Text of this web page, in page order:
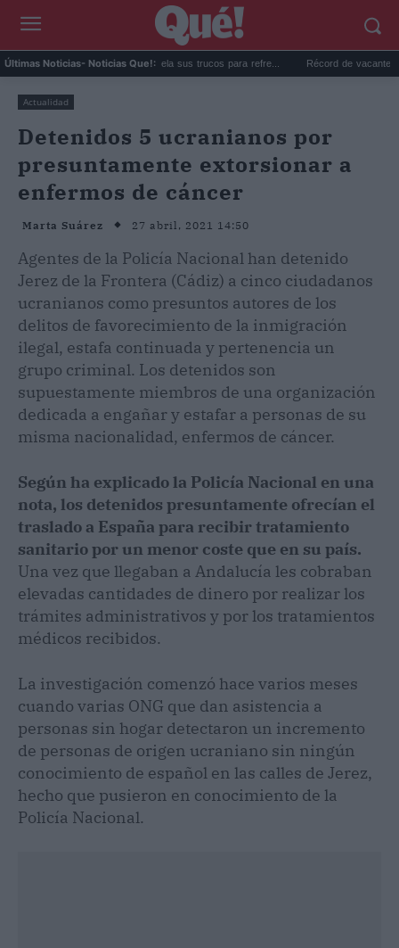
Últimas Noticias- Noticias Que!:
Una española en Suiza revela sus trucos para refre... Récord de vacantes sin
Actualidad
Detenidos 5 ucranianos por
presuntamente extorsionar a
enfermos de cáncer
Marta Suárez 27 abril, 2021 14:50
Agentes de la Policía Nacional han detenido
Jerez de la Frontera (Cádiz) a cinco ciudadanos
ucranianos como presuntos autores de los
delitos de favorecimiento de la inmigración
ilegal, estafa continuada y pertenencia un
grupo criminal. Los detenidos son
supuestamente miembros de una organización
dedicada a engañar y estafar a personas de su
misma nacionalidad, enfermos de cáncer.
Según ha explicado la Policía Nacional en una
nota, los detenidos presuntamente ofrecían el
traslado a España para recibir tratamiento
sanitario por un menor coste que en su país.
Una vez que llegaban a Andalucía les cobraban
elevadas cantidades de dinero por realizar los
trámites administrativos y por los tratamientos
médicos recibidos.
La investigación comenzó hace varios meses
cuando varias ONG que dan asistencia a
personas sin hogar detectaron un incremento
de personas de origen ucraniano sin ningún
conocimiento de español en las calles de Jerez,
hecho que pusieron en conocimiento de la
Policía Nacional.